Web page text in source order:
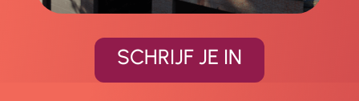
SCHRIJF JE IN